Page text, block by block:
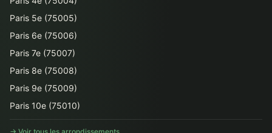
Paris 5e (75005)
Paris 6e (75006)
Paris 7e (75007)
Paris 8e (75008)
Paris 9e (75009)
Paris 10e (75010)